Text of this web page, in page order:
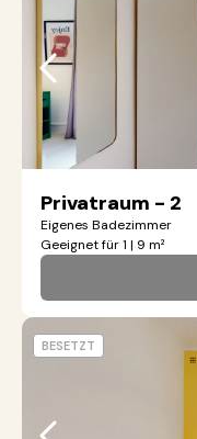
Privatraum - 2
Eigenes Badezimmer
Geeignet für 1 | 9 m²
BESETZT